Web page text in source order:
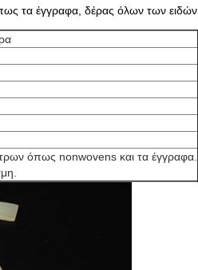
τα έγγραφα, δέρας όλων των
όπως nonwovens και τα έγγραφα.